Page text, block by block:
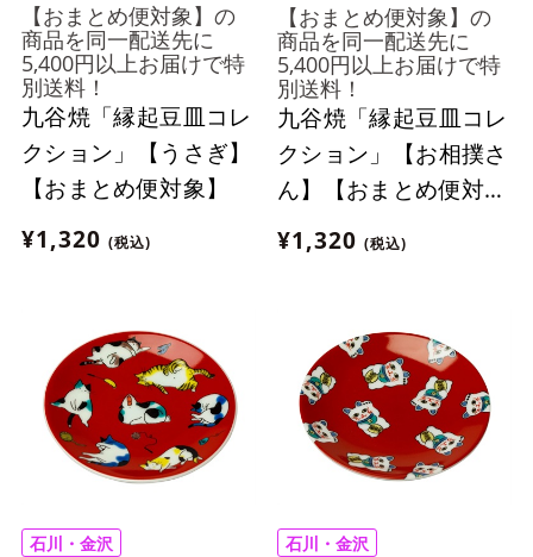
【おまとめ便対象】の
商品を同一配送先に
5,400円以上お届けで特
別送料！
九谷焼「縁起豆皿コレ
クション」【うさぎ】
【おまとめ便対象】
¥1,320 (税込)
【おまとめ便対象】の
商品を同一配送先に
5,400円以上お届けで特
別送料！
九谷焼「縁起豆皿コレ
クション」【お相撲さ
ん】【おまとめ便対
象】
¥1,320 (税込)
石川・金沢 石川・金沢